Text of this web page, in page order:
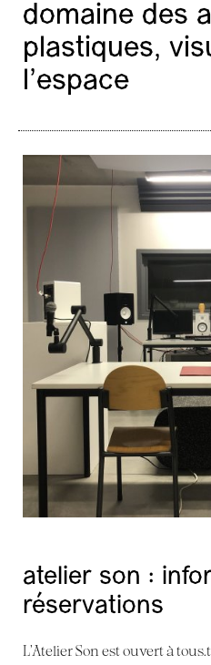
minerval progressif
la fwb
la procure se met en
16 août
me. 8 juillet dernier
domaine des
plastiques,
l’espace
atelier son :
réservations
L’Atelier Son est ouvert à